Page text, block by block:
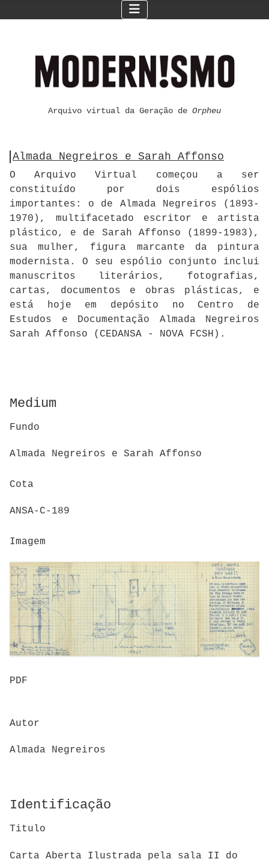
Arquivo virtual da Geração de Orpheu
Almada Negreiros e Sarah Affonso
O Arquivo Virtual começou a ser
constituído por dois espólios
importantes: o de Almada Negreiros (1893-
1970), multifacetado escritor e artista
plástico, e de Sarah Affonso (1899-1983),
sua mulher, figura marcante da pintura
modernista. O seu espólio conjunto inclui
manuscritos literários, fotografias,
cartas, documentos e obras plásticas, e
está hoje em depósito no Centro de
Estudos e Documentação Almada Negreiros
Sarah Affonso (CEDANSA - NOVA FCSH).
Medium
Fundo
Almada Negreiros e Sarah Affonso
Cota
ANSA-C-189
Imagem
PDF
Autor
Almada Negreiros
Identificação
Titulo
Carta Aberta Ilustrada pela sala II do